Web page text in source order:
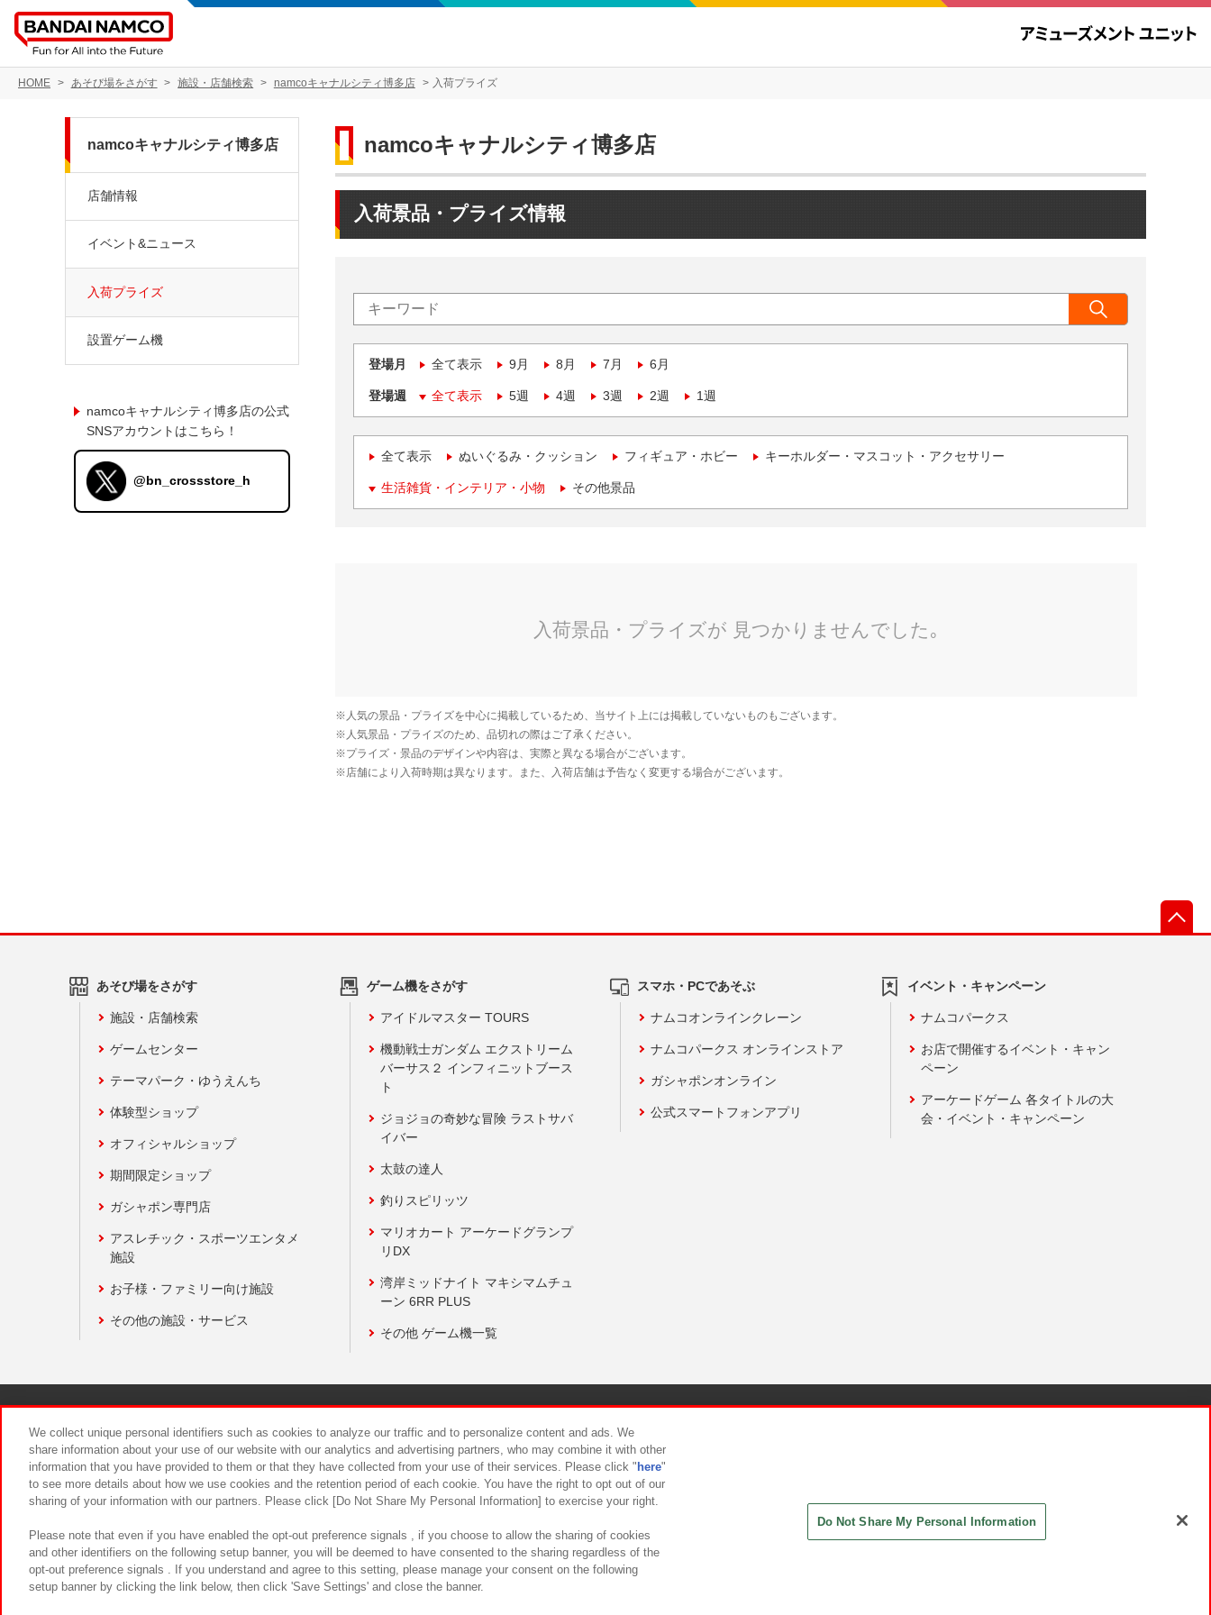
HOME あそび場をさがす 施設・店舗検索 namcoキャナルシティ博多店 入荷プライズ
namcoキャナルシティ博多店
入荷景品・プライズ情報
登場月 全て表示 9月 8月 7月 6月
登場週 全て表示 5週 4週 3週 2週 1週
全て表示 ぬいぐるみ・クッション フィギュア・ホビー キーホルダー・マスコット・アクセサリー
生活雑貨・インテリア・小物 その他景品
namcoキャナルシティ博多店
店舗情報
イベント&ニュース
入荷プライズ
設置ゲーム機
namcoキャナルシティ博多店の公式
SNSアカウントはこちら！
@bn_crossstore_h
あそび場をさがす
施設・店舗検索
ゲームセンター
テーマパーク・ゆうえんち
体験型ショップ
オフィシャルショップ
期間限定ショップ
ガシャポン専門店
アスレチック・スポーツエンタメ
施設
お子様・ファミリー向け施設
その他の施設・サービス
ゲーム機をさがす
アイドルマスター TOURS
機動戦士ガンダム エクストリーム
バーサス２ インフィニットブース
ト
ジョジョの奇妙な冒険 ラストサバ
イバー
太鼓の達人
釣りスピリッツ
マリオカート アーケードグランプ
リDX
湾岸ミッドナイト マキシマムチュ
ーン 6RR PLUS
その他 ゲーム機一覧
スマホ・PCであそぶ
ナムコオンラインクレーン
ナムコパークス オンラインストア
ガシャポンオンライン
公式スマートフォンアプリ
イベント・キャンペーン
ナムコパークス
お店で開催するイベント・キャン
ペーン
アーケードゲーム 各タイトルの大
会・イベント・キャンペーン
食品のご提供について カスタマーハラスメント対応方針
We collect unique personal identifiers such as cookies to analyze our traffic and to personalize content and ads. We
share information about your use of our website with our analytics and advertising partners, who may combine it with other
information that you have provided to them or that they have collected from your use of their services. Please click " here"
to see more details about how we use cookies and the retention period of each cookie. You have the right to opt out of our
sharing of your information with our partners. Please click [Do Not Share My Personal Information] to exercise your right.
Please note that even if you have enabled the opt-out preference signals , if you choose to allow the sharing of cookies
and other identifiers on the following setup banner, you will be deemed to have consented to the sharing regardless of the
opt-out preference signals . If you understand and agree to this setting, please manage your consent on the following
setup banner by clicking the link below, then click 'Save Settings' and close the banner.
Do Not Share My Personal Information